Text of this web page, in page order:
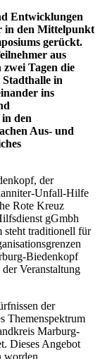
Entwicklungen
in den Mittelpunkt
gerückt.
aus
Tagen die
in
ins
den
Aus- und
der
Unfall-Hilfe
Rote Kreuz
gGmbh
steht traditionell für
Biedenkopf
Veranstaltung
der
Themenspektrum
Marburg-
Dieses Angebot